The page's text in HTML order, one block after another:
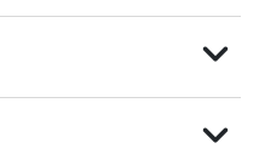
expand_more
expand_more